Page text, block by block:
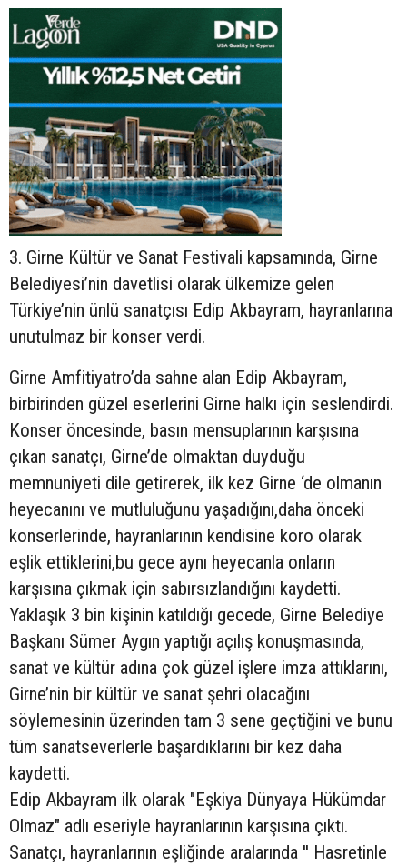
3. Girne Kültür ve Sanat Festivali kapsamında, Girne
Belediyesi’nin davetlisi olarak ülkemize gelen
Türkiye’nin ünlü sanatçısı Edip Akbayram, hayranlarına
unutulmaz bir konser verdi.
Girne Amfitiyatro’da sahne alan Edip Akbayram,
birbirinden güzel eserlerini Girne halkı için seslendirdi.
Konser öncesinde, basın mensuplarının karşısına
çıkan sanatçı, Girne’de olmaktan duyduğu
memnuniyeti dile getirerek, ilk kez Girne ‘de olmanın
heyecanını ve mutluluğunu yaşadığını,daha önceki
konserlerinde, hayranlarının kendisine koro olarak
eşlik ettiklerini,bu gece aynı heyecanla onların
karşısına çıkmak için sabırsızlandığını kaydetti.
Yaklaşık 3 bin kişinin katıldığı gecede, Girne Belediye
Başkanı Sümer Aygın yaptığı açılış konuşmasında,
sanat ve kültür adına çok güzel işlere imza attıklarını,
Girne’nin bir kültür ve sanat şehri olacağını
söylemesinin üzerinden tam 3 sene geçtiğini ve bunu
tüm sanatseverlerle başardıklarını bir kez daha
kaydetti.
Edip Akbayram ilk olarak "Eşkiya Dünyaya Hükümdar
Olmaz" adlı eseriyle hayranlarının karşısına çıktı.
Sanatçı, hayranlarının eşliğinde aralarında '' Hasretinle